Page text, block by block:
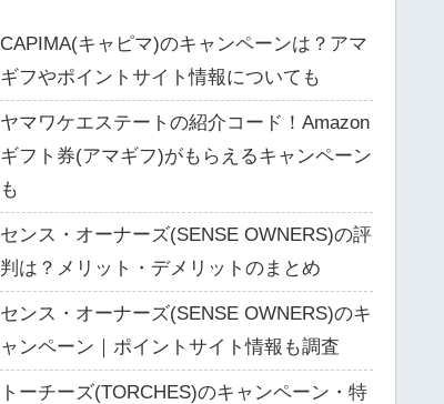
CAPIMA(キャピマ)のキャンペーンは？アマ
ギフやポイントサイト情報についても
ヤマワケエステートの紹介コード！Amazon
ギフト券(アマギフ)がもらえるキャンペーン
も
センス・オーナーズ(SENSE OWNERS)の評
判は？メリット・デメリットのまとめ
センス・オーナーズ(SENSE OWNERS)のキ
ャンペーン｜ポイントサイト情報も調査
トーチーズ(TORCHES)のキャンペーン・特